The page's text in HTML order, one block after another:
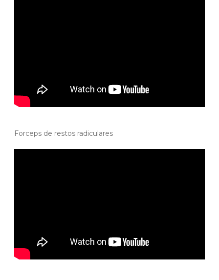
Forceps de restos radiculares